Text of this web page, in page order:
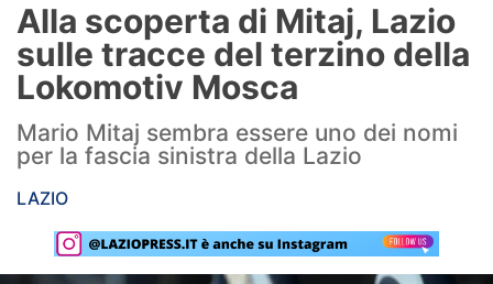
Formello
Infortuni
Primavera
Calciomercato
Lazio Women
Alla scoperta di Mitaj, Lazio
sulle tracce del terzino della
Lokomotiv Mosca
Mario Mitaj sembra essere uno dei nomi
per la fascia sinistra della Lazio
LAZIO